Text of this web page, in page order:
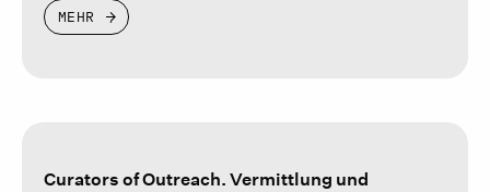
MEHR
Curators of Outreach. Vermittlung und